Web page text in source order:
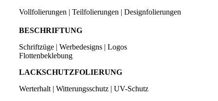
Vollfolierungen | Teilfolierungen | Designfolierungen
BESCHRIFTUNG
Schriftzüge | Werbedesigns | Logos
Flottenbeklebung
LACKSCHUTZFOLIERUNG
Werterhalt | Witterungsschutz | UV-Schutz